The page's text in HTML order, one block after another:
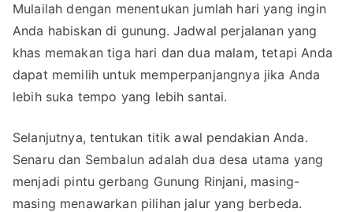
Mulailah dengan menentukan jumlah hari yang ingin
Anda habiskan di gunung. Jadwal perjalanan yang
khas memakan tiga hari dan dua malam, tetapi Anda
dapat memilih untuk memperpanjangnya jika Anda
lebih suka tempo yang lebih santai.
Selanjutnya, tentukan titik awal pendakian Anda.
Senaru dan Sembalun adalah dua desa utama yang
menjadi pintu gerbang Gunung Rinjani, masing-
masing menawarkan pilihan jalur yang berbeda.